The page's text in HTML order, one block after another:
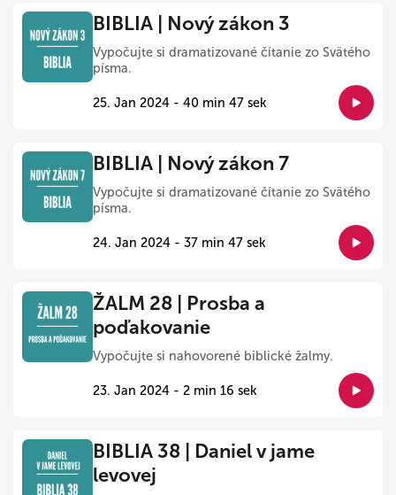
BIBLIA | Nový zákon 3
Vypočujte si dramatizované čítanie zo Svätého
písma.
25. Jan 2024 - 40 min 47 sek
BIBLIA | Nový zákon 7
Vypočujte si dramatizované čítanie zo Svätého
písma.
24. Jan 2024 - 37 min 47 sek
ŽALM 28 | Prosba a
poďakovanie
Vypočujte si nahovorené biblické žalmy.
23. Jan 2024 - 2 min 16 sek
BIBLIA 38 | Daniel v jame
levovej